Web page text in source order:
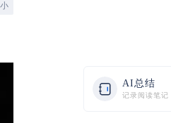
AI总结
记录阅读笔记
小